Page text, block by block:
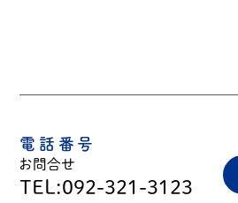
電話番号
お問合せ
TEL:092-321-3123